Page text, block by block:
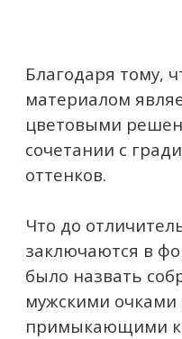
Благодаря тому,
материалом
цветовыми
сочетании с
оттенков.
Что до
заключаются в
было назвать
мужскими
примыкающими к